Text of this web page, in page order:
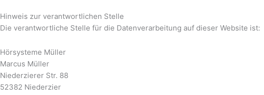
Hinweis zur verantwortlichen Stelle
Die verantwortliche Stelle für die Datenverarbeitung auf dieser Website ist:
Hörsysteme Müller
Marcus Müller
Niederzierer Str. 88
52382 Niederzier